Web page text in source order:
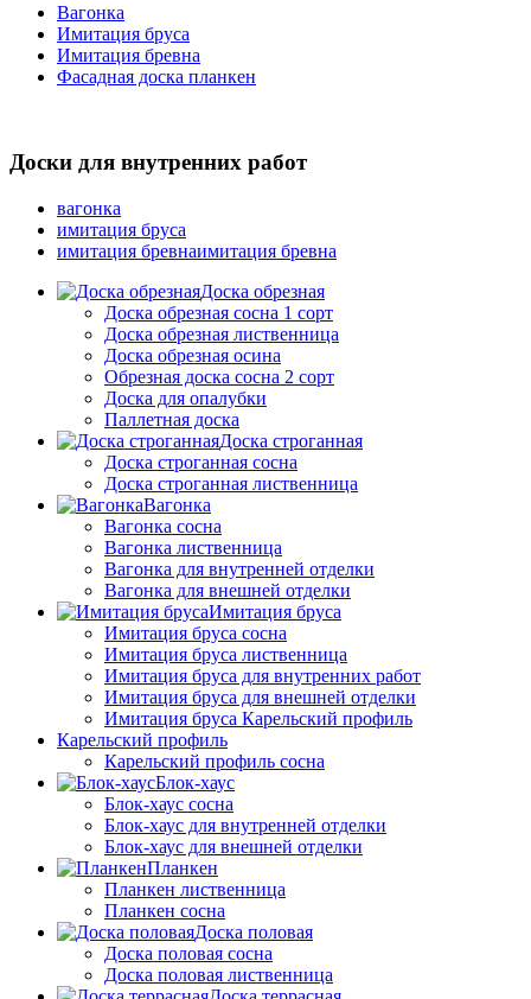
Вагонка
Имитация бруса
Имитация бревна
Фасадная доска планкен
Доски для внутренних работ
вагонка
имитация бруса
имитация бревнаимитация бревна
Доска обрезная
Доска обрезная сосна 1 сорт
Доска обрезная лиственница
Доска обрезная осина
Обрезная доска сосна 2 сорт
Доска для опалубки
Паллетная доска
Доска строганная
Доска строганная сосна
Доска строганная лиственница
Вагонка
Вагонка сосна
Вагонка лиственница
Вагонка для внутренней отделки
Вагонка для внешней отделки
Имитация бруса
Имитация бруса сосна
Имитация бруса лиственница
Имитация бруса для внутренних работ
Имитация бруса для внешней отделки
Имитация бруса Карельский профиль
Карельский профиль
Карельский профиль сосна
Блок-хаус
Блок-хаус сосна
Блок-хаус для внутренней отделки
Блок-хаус для внешней отделки
Планкен
Планкен лиственница
Планкен сосна
Доска половая
Доска половая сосна
Доска половая лиственница